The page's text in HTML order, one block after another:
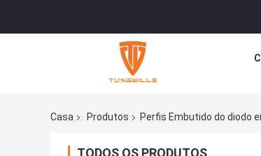
Casa Produtos Perfis Embutido do diodo
TODOS OS PRODUTOS